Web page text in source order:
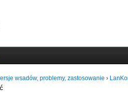
wsadów, problemy, zastosowanie ›